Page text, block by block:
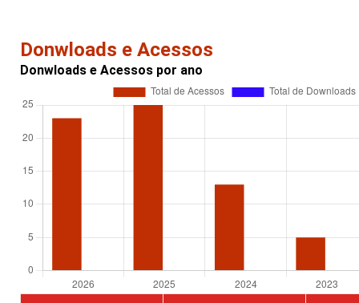
Donwloads e Acessos
Donwloads e Acessos por ano